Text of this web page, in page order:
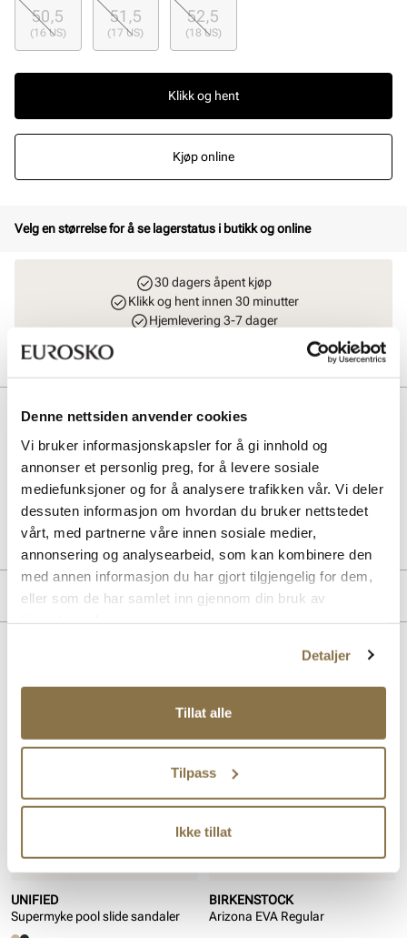
Denne nettsiden anvender cookies
Vi bruker informasjonskapsler for å gi innhold og
annonser et personlig preg, for å levere sosiale
mediefunksjoner og for å analysere trafikken vår. Vi deler
dessuten informasjon om hvordan du bruker nettstedet
vårt, med partnerne våre innen sosiale medier,
annonsering og analysearbeid, som kan kombinere den
med annen informasjon du har gjort tilgjengelig for dem,
eller som de har samlet inn gjennom din bruk av
Detaljer
Tillat alle
Tilpass
Ikke tillat
50,5
(16 US)
51,5
(17 US)
52,5
(18 US)
Klikk og hent
Kjøp online
Velg en størrelse for å se lagerstatus i butikk og online
30 dagers åpent kjøp
Klikk og hent innen 30 minutter
Hjemlevering 3-7 dager
Beskrivelse
Nike Victori One har et klassisk design. Modellen er tidløs, lett og
komfortabel.
Art. nr11113418
Lev. art. nrCN9675
Merke
UNIFIED
Supermyke pool slide sandaler
BIRKENSTOCK
Arizona EVA Regular